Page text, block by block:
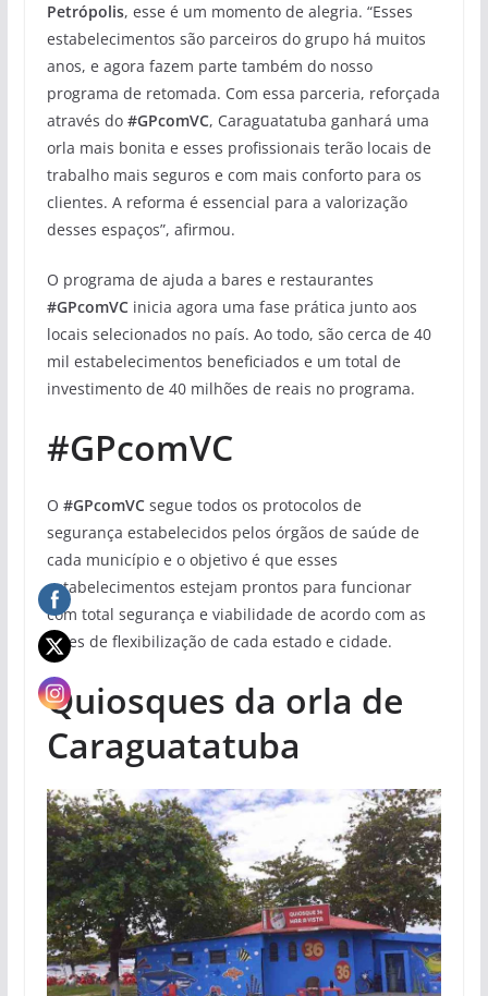
Petrópolis, esse é um momento de alegria. “Esses
estabelecimentos são parceiros do grupo há muitos
anos, e agora fazem parte também do nosso
programa de retomada. Com essa parceria, reforçada
através do #GPcomVC, Caraguatatuba ganhará uma
orla mais bonita e esses profissionais terão locais de
trabalho mais seguros e com mais conforto para os
clientes. A reforma é essencial para a valorização
desses espaços”, afirmou.
O programa de ajuda a bares e restaurantes
#GPcomVCinicia agora uma fase prática junto aos
locais selecionados no país. Ao todo, são cerca de 40
mil estabelecimentos beneficiados e um total de
investimento de 40 milhões de reais no programa.
#GPcomVC
O #GPcomVCsegue todos os protocolos de
segurança estabelecidos pelos órgãos de saúde de
cada município e o objetivo é que esses
estabelecimentos estejam prontos para funcionar
com total segurança e viabilidade de acordo com as
fases de flexibilização de cada estado e cidade.
Quiosques da orla de
Caraguatatuba